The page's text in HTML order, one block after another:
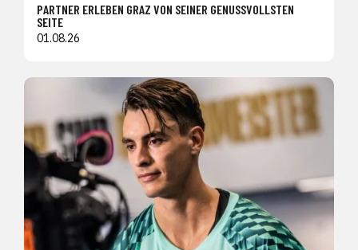
PARTNER ERLEBEN GRAZ VON SEINER GENUSSVOLLSTEN
SEITE
01.08.26